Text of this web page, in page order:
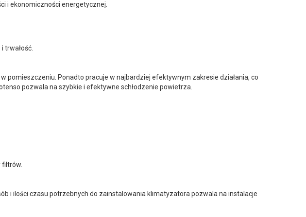
i ekonomiczności energetycznej.
trwałość.
pomieszczeniu. Ponadto pracuje w najbardziej efektywnym zakresie działania, co
pozwala na szybkie i efektywne schłodzenie powietrza.
i ilości czasu potrzebnych do zainstalowania klimatyzatora pozwala na instalacje